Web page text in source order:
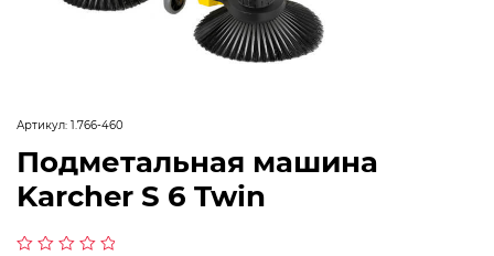
Артикул: 1.766-460
Подметальная машина
Karcher S 6 Twin